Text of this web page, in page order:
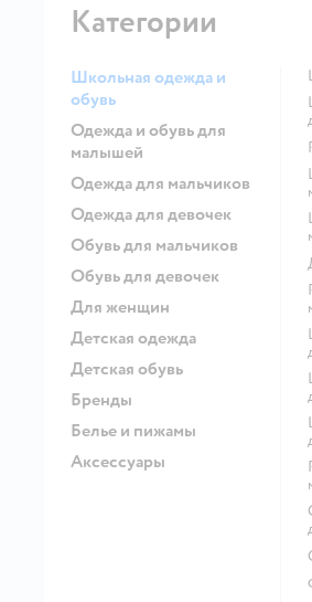
Категории
Школьная одежда и
обувь
Одежда и обувь для
малышей
Одежда для мальчиков
Одежда для девочек
Обувь для мальчиков
Обувь для девочек
Для женщин
Детская одежда
Детская обувь
Бренды
Белье и пижамы
Аксессуары
Серая